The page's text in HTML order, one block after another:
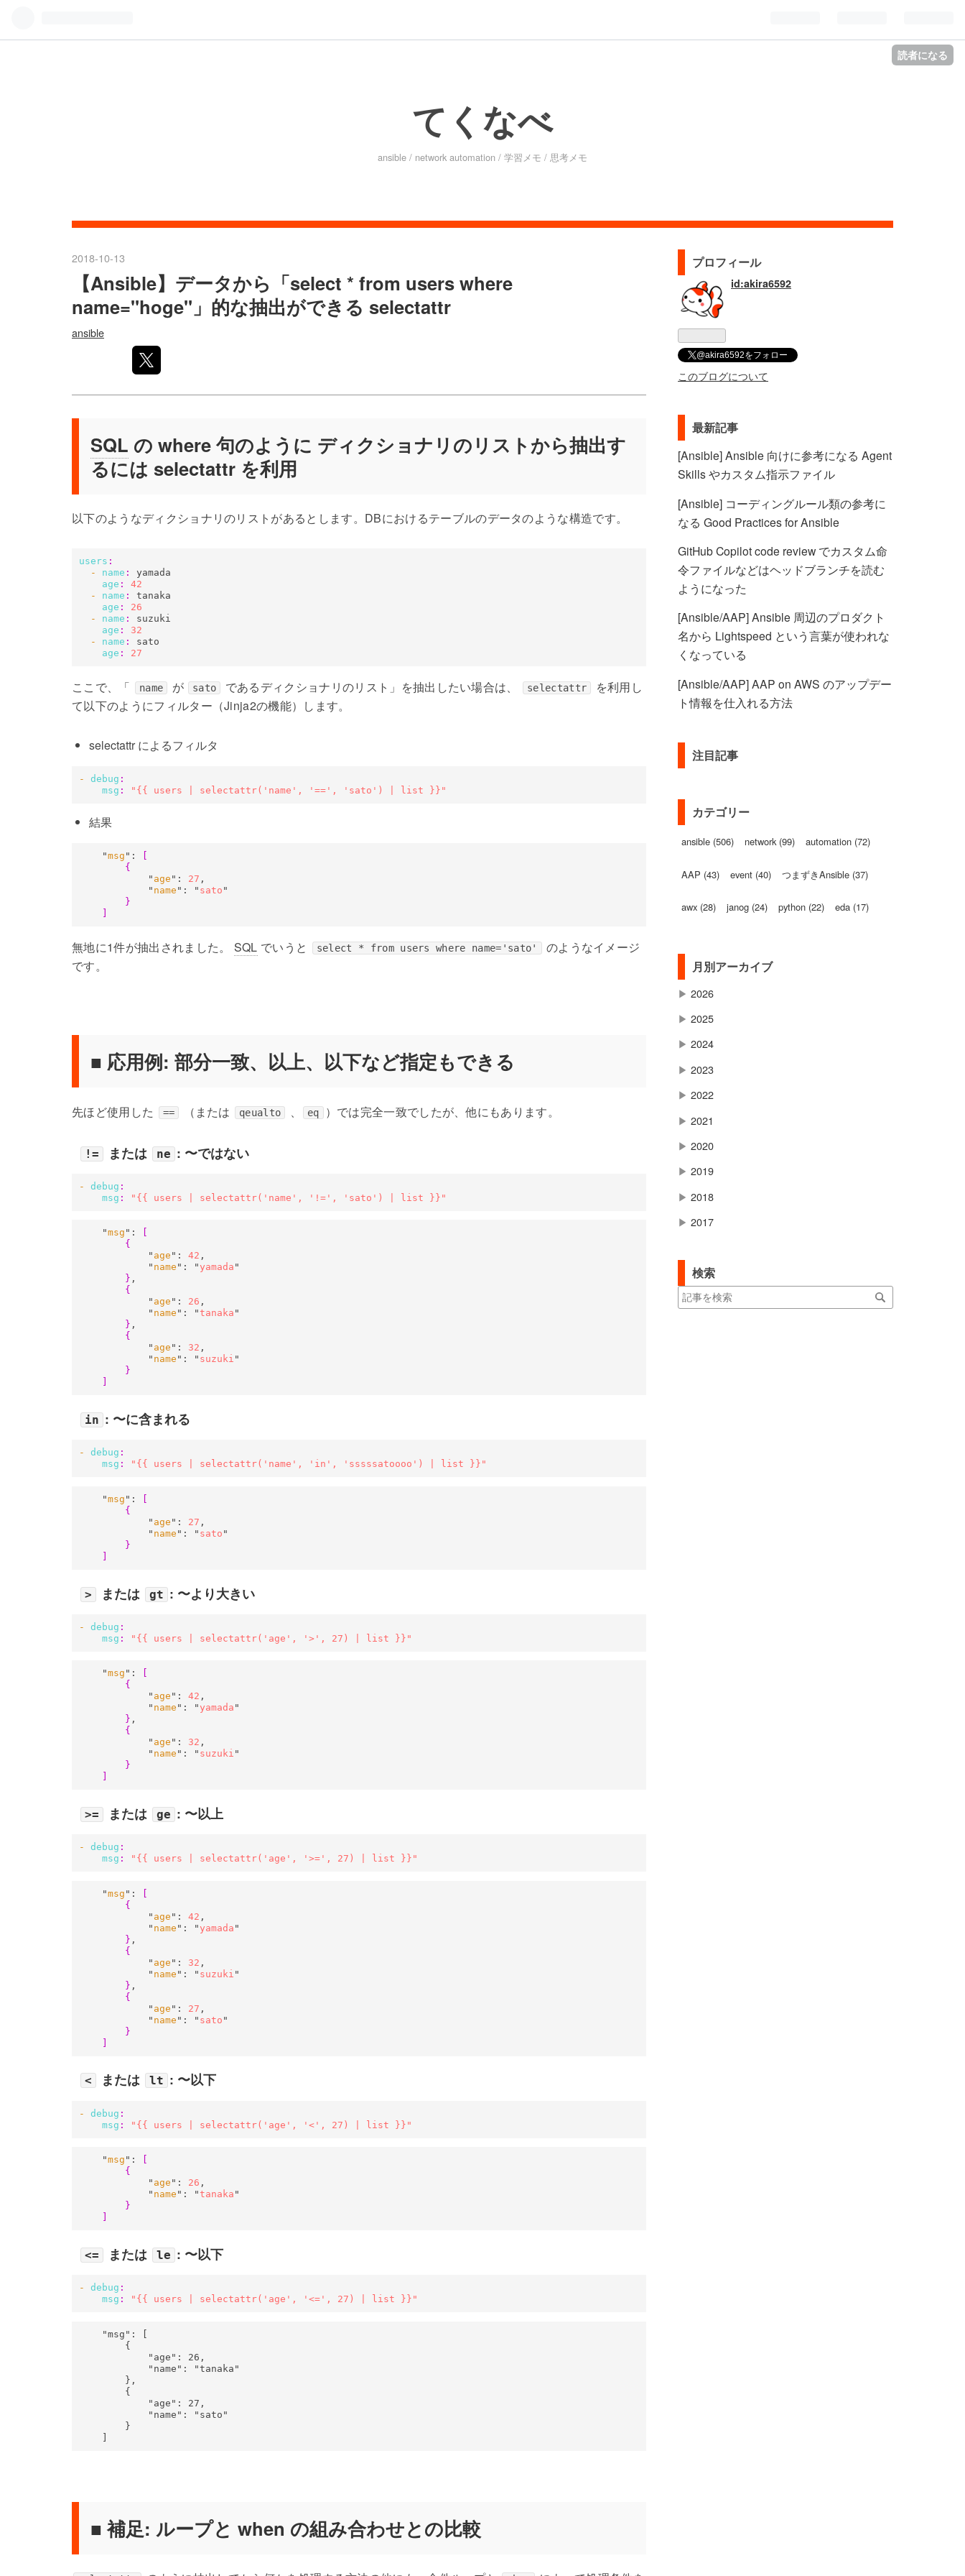
読者になる
てくなべ
ansible / network automation / 学習メモ / 思考メモ
2018-10-13
【Ansible】データから「select * from users where
name="hoge"」的な抽出ができる selectattr
ansible
SQL の where 句のように ディクショナリのリストから抽出す
るには selectattr を利用
以下のようなディクショナリのリストがあるとします。DBにおけるテーブルのデータのような構造です。
users :
- name :
yamada
age :
42
- name :
tanaka
age :
26
- name :
suzuki
age :
32
- name :
sato
age : 27
ここで、「 name が sato であるディクショナリのリスト」を抽出したい場合は、 selectattr
を利用し
て以下のようにフィルター（Jinja2の機能）します。
selectattr によるフィルタ
- debug :
msg : "{{ users | selectattr('name', '==', 'sato') | list }}"
結果
    "
msg ":
[
{
            "
age ": 27 ,
            "
name ": " sato "
}
]
無地に1件が抽出されました。 SQL でいうと select * from users where name='sato'
のようなイメージ
です。
■ 応用例: 部分一致、以上、以下など指定もできる
先ほど使用した == （または qeualto 、 eq ）では完全一致でしたが、他にもあります。
!= または ne : 〜ではない
- debug :
msg : "{{ users | selectattr('name', '!=', 'sato') | list }}"
    "
msg ":
{
            "
age ": 42 ,
            "
name ": " yamada "
} ,
{
            "
age ": 26 ,
            "
name ": "tanaka "
} ,
{
            "
age ": 32 ,
            "
name ": " suzuki "
}
in : 〜に含まれる
- debug :
msg : "{{ users | selectattr('name', 'in', 'sssssatoooo') | list }}"
    "
msg ":
{
            "
age ": 27 ,
            "
name ": " sato "
}
> または gt : 〜より大きい
- debug :
msg : "{{ users | selectattr('age', '>', 27) | list }}"
    "
msg ":
{
            "
age ": 42 ,
            "
name ": " yamada "
} ,
{
            "
age ": 32 ,
            "
name ": " suzuki "
}
>= または ge : 〜以上
- debug :
msg : "{{ users | selectattr('age', '>=', 27) | list }}"
    "
msg ":
{
            "
age ": 42 ,
            "
name ": " yamada "
} ,
{
            "
age ": 32 ,
            "
name ": " suzuki "
} ,
{
            "
age ": 27 ,
            "
name ": " sato "
}
< または lt : 〜以下
- debug :
msg : "{{ users | selectattr('age', '<', 27) | list }}"
    "
msg ":
{
            "
age ": 26 ,
            "
name ": "tanaka "
}
<= または le : 〜以下
- debug :
msg : "{{ users | selectattr('age', '<=', 27) | list }}"
■ 補足: ループと when の組み合わせとの比較
プロフィール
id:akira6592
@akira6592をフォロー
このブログについて
最新記事
[Ansible] Ansible 向けに参考になる Agent
Skills やカスタム指示ファイル
[Ansible] コーディングルール類の参考に
なる Good Practices for Ansible
GitHub Copilot code review でカスタム命
令ファイルなどはヘッドブランチを読む
ようになった
[Ansible/AAP] Ansible 周辺のプロダクト
名から Lightspeed という言葉が使われな
くなっている
[Ansible/AAP] AAP on AWS のアップデー
ト情報を仕入れる方法
注目記事
カテゴリー
ansible (506) network (99) automation (72)
AAP (43) event (40) つまずきAnsible (37)
awx (28) janog (24) python (22) eda (17)
月別アーカイブ
▶ 2026
▶ 2025
▶ 2024
▶ 2023
▶ 2022
▶ 2021
▶ 2020
▶ 2019
▶ 2018
▶ 2017
検索